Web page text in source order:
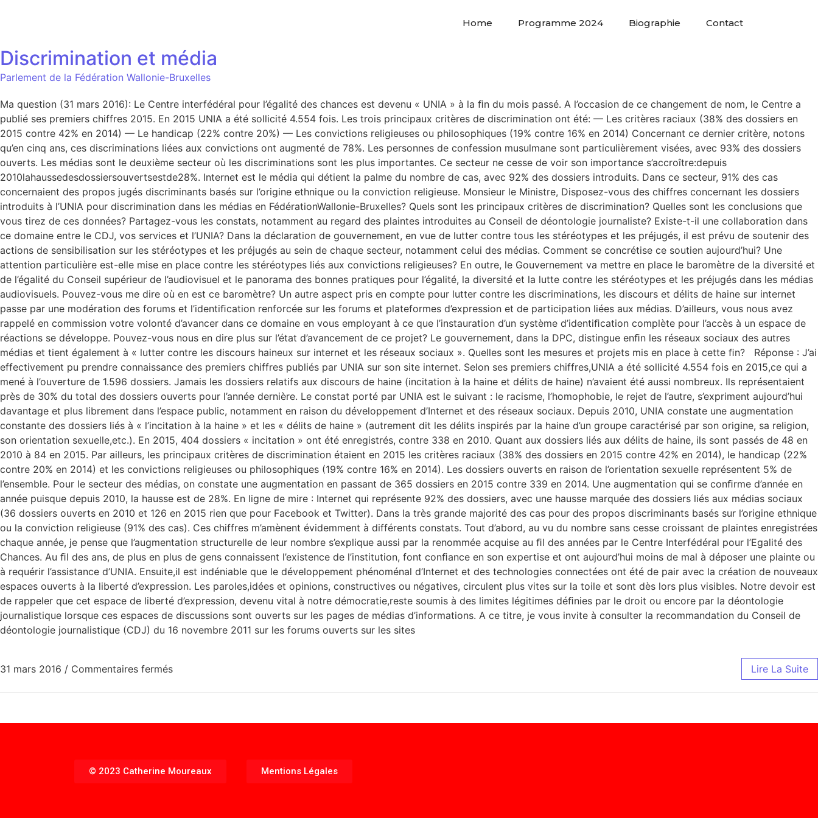
Home Programme 2024 Biographie Contact
Discrimination et média
Parlement de la Fédération Wallonie-Bruxelles
Ma question (31 mars 2016): Le Centre interfédéral pour l’égalité des chances est devenu « UNIA » à la ﬁn du mois passé. A l’occasion de ce changement de nom, le Centre a
publié ses premiers chiffres 2015. En 2015 UNIA a été sollicité 4.554 fois. Les trois principaux critères de discrimination ont été: — Les critères raciaux (38% des dossiers en
2015 contre 42% en 2014) — Le handicap (22% contre 20%) — Les convictions religieuses ou philosophiques (19% contre 16% en 2014) Concernant ce dernier critère, notons
qu’en cinq ans, ces discriminations liées aux convictions ont augmenté de 78%. Les personnes de confession musulmane sont particulièrement visées, avec 93% des dossiers
ouverts. Les médias sont le deuxième secteur où les discriminations sont les plus importantes. Ce secteur ne cesse de voir son importance s’accroître:depuis
2010lahaussedesdossiersouvertsestde28%. Internet est le média qui détient la palme du nombre de cas, avec 92% des dossiers introduits. Dans ce secteur, 91% des cas
concernaient des propos jugés discriminants basés sur l’origine ethnique ou la conviction religieuse. Monsieur le Ministre, Disposez-vous des chiffres concernant les dossiers
introduits à l’UNIA pour discrimination dans les médias en FédérationWallonie-Bruxelles? Quels sont les principaux critères de discrimination? Quelles sont les conclusions que
vous tirez de ces données? Partagez-vous les constats, notamment au regard des plaintes introduites au Conseil de déontologie journaliste? Existe-t-il une collaboration dans
ce domaine entre le CDJ, vos services et l’UNIA? Dans la déclaration de gouvernement, en vue de lutter contre tous les stéréotypes et les préjugés, il est prévu de soutenir des
actions de sensibilisation sur les stéréotypes et les préjugés au sein de chaque secteur, notamment celui des médias. Comment se concrétise ce soutien aujourd’hui? Une
attention particulière est-elle mise en place contre les stéréotypes liés aux convictions religieuses? En outre, le Gouvernement va mettre en place le baromètre de la diversité et
de l’égalité du Conseil supérieur de l’audiovisuel et le panorama des bonnes pratiques pour l’égalité, la diversité et la lutte contre les stéréotypes et les préjugés dans les médias
audiovisuels. Pouvez-vous me dire où en est ce baromètre? Un autre aspect pris en compte pour lutter contre les discriminations, les discours et délits de haine sur internet
passe par une modération des forums et l’identiﬁcation renforcée sur les forums et plateformes d’expression et de participation liées aux médias. D’ailleurs, vous nous avez
rappelé en commission votre volonté d’avancer dans ce domaine en vous employant à ce que l’instauration d’un système d’identiﬁcation complète pour l’accès à un espace de
réactions se développe. Pouvez-vous nous en dire plus sur l’état d’avancement de ce projet? Le gouvernement, dans la DPC, distingue enﬁn les réseaux sociaux des autres
médias et tient également à « lutter contre les discours haineux sur internet et les réseaux sociaux ». Quelles sont les mesures et projets mis en place à cette ﬁn? Réponse : J’ai
effectivement pu prendre connaissance des premiers chiffres publiés par UNIA sur son site internet. Selon ses premiers chiffres,UNIA a été sollicité 4.554 fois en 2015,ce qui a
mené à l’ouverture de 1.596 dossiers. Jamais les dossiers relatifs aux discours de haine (incitation à la haine et délits de haine) n’avaient été aussi nombreux. Ils représentaient
près de 30% du total des dossiers ouverts pour l’année dernière. Le constat porté par UNIA est le suivant : le racisme, l’homophobie, le rejet de l’autre, s’expriment aujourd’hui
davantage et plus librement dans l’espace public, notamment en raison du développement d’Internet et des réseaux sociaux. Depuis 2010, UNIA constate une augmentation
constante des dossiers liés à « l’incitation à la haine » et les « délits de haine » (autrement dit les délits inspirés par la haine d’un groupe caractérisé par son origine, sa religion,
son orientation sexuelle,etc.). En 2015, 404 dossiers « incitation » ont été enregistrés, contre 338 en 2010. Quant aux dossiers liés aux délits de haine, ils sont passés de 48 en
2010 à 84 en 2015. Par ailleurs, les principaux critères de discrimination étaient en 2015 les critères raciaux (38% des dossiers en 2015 contre 42% en 2014), le handicap (22%
contre 20% en 2014) et les convictions religieuses ou philosophiques (19% contre 16% en 2014). Les dossiers ouverts en raison de l’orientation sexuelle représentent 5% de
l’ensemble. Pour le secteur des médias, on constate une augmentation en passant de 365 dossiers en 2015 contre 339 en 2014. Une augmentation qui se conﬁrme d’année en
année puisque depuis 2010, la hausse est de 28%. En ligne de mire : Internet qui représente 92% des dossiers, avec une hausse marquée des dossiers liés aux médias sociaux
(36 dossiers ouverts en 2010 et 126 en 2015 rien que pour Facebook et Twitter). Dans la très grande majorité des cas pour des propos discriminants basés sur l’origine ethnique
ou la conviction religieuse (91% des cas). Ces chiffres m’amènent évidemment à différents constats. Tout d’abord, au vu du nombre sans cesse croissant de plaintes enregistrées
chaque année, je pense que l’augmentation structurelle de leur nombre s’explique aussi par la renommée acquise au ﬁl des années par le Centre Interfédéral pour l’Egalité des
Chances. Au ﬁl des ans, de plus en plus de gens connaissent l’existence de l’institution, font conﬁance en son expertise et ont aujourd’hui moins de mal à déposer une plainte ou
à requérir l’assistance d’UNIA. Ensuite,il est indéniable que le développement phénoménal d’Internet et des technologies connectées ont été de pair avec la création de nouveaux
espaces ouverts à la liberté d’expression. Les paroles,idées et opinions, constructives ou négatives, circulent plus vites sur la toile et sont dès lors plus visibles. Notre devoir est
de rappeler que cet espace de liberté d’expression, devenu vital à notre démocratie,reste soumis à des limites légitimes déﬁnies par le droit ou encore par la déontologie
journalistique lorsque ces espaces de discussions sont ouverts sur les pages de médias d’informations. A ce titre, je vous invite à consulter la recommandation du Conseil de
déontologie journalistique (CDJ) du 16 novembre 2011 sur les forums ouverts sur les sites
31 mars 2016 / Commentaires fermés Lire La Suite
© 2023 Catherine Moureaux Mentions Légales